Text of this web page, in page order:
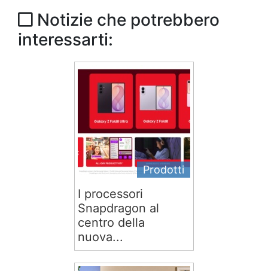
Notizie che potrebbero
interessarti:
Prodotti
I processori
Snapdragon al
centro della
nuova...